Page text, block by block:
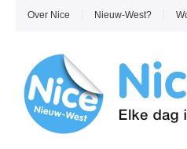
Over Nice Nieuw-West?